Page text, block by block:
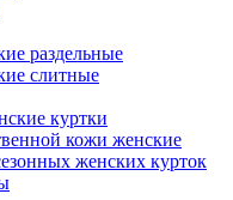
раздельные
слитные
куртки
кожи женские
женских курток